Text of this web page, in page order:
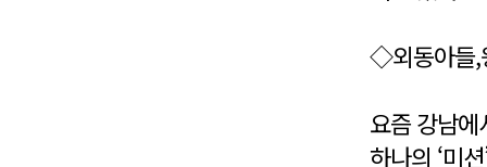
◇외동아들,
요즘 강남에
하나의 ‘미